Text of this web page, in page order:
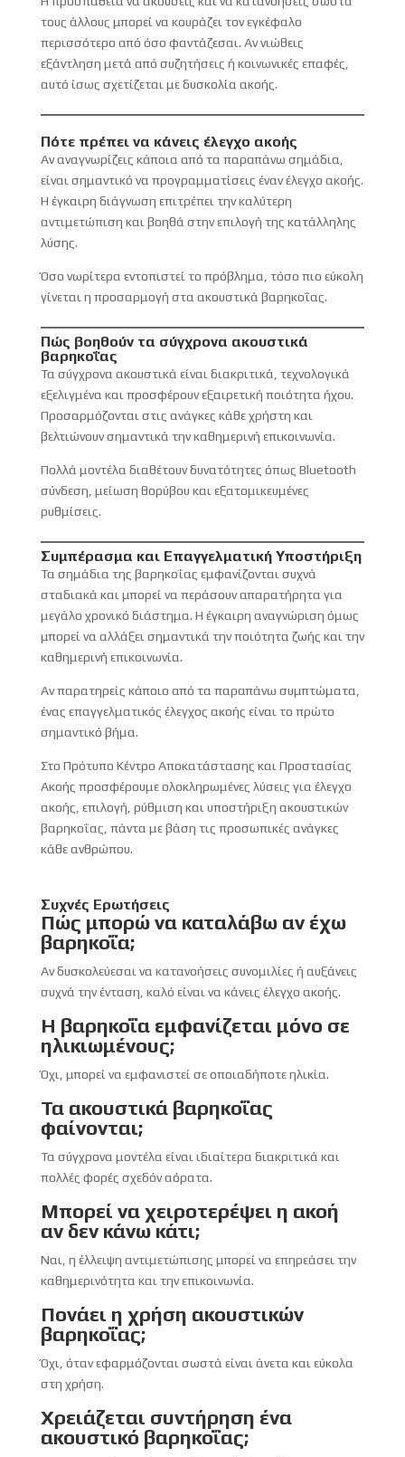
τους άλλους μπορεί να κουράζει τον εγκέφαλο
περισσότερο από όσο φαντάζεσαι. Αν νιώθεις
εξάντληση μετά από συζητήσεις ή κοινωνικές επαφές,
αυτό ίσως σχετίζεται με δυσκολία ακοής.
Πότε πρέπει να κάνεις έλεγχο ακοής
Αν αναγνωρίζεις κάποια από τα παραπάνω σημάδια,
είναι σημαντικό να προγραμματίσεις έναν έλεγχο ακοής.
Η έγκαιρη διάγνωση επιτρέπει την καλύτερη
αντιμετώπιση και βοηθά στην επιλογή της κατάλληλης
λύσης.
Όσο νωρίτερα εντοπιστεί το πρόβλημα, τόσο πιο εύκολη
γίνεται η προσαρμογή στα ακουστικά βαρηκοΐας.
Πώς βοηθούν τα σύγχρονα ακουστικά
βαρηκοΐας
Τα σύγχρονα ακουστικά είναι διακριτικά, τεχνολογικά
εξελιγμένα και προσφέρουν εξαιρετική ποιότητα ήχου.
Προσαρμόζονται στις ανάγκες κάθε χρήστη και
βελτιώνουν σημαντικά την καθημερινή επικοινωνία.
Πολλά μοντέλα διαθέτουν δυνατότητες όπως Bluetooth
σύνδεση, μείωση θορύβου και εξατομικευμένες
ρυθμίσεις.
Συμπέρασμα και Επαγγελματική Υποστήριξη
Τα σημάδια της βαρηκοΐας εμφανίζονται συχνά
σταδιακά και μπορεί να περάσουν απαρατήρητα για
μεγάλο χρονικό διάστημα. Η έγκαιρη αναγνώριση όμως
μπορεί να αλλάξει σημαντικά την ποιότητα ζωής και την
καθημερινή επικοινωνία.
Αν παρατηρείς κάποιο από τα παραπάνω συμπτώματα,
ένας επαγγελματικός έλεγχος ακοής είναι το πρώτο
σημαντικό βήμα.
Στο Πρότυπο Κέντρο Αποκατάστασης και Προστασίας
Ακοής προσφέρουμε ολοκληρωμένες λύσεις για έλεγχο
ακοής, επιλογή, ρύθμιση και υποστήριξη ακουστικών
βαρηκοΐας, πάντα με βάση τις προσωπικές ανάγκες
κάθε ανθρώπου.
Συχνές Ερωτήσεις
Πώς μπορώ να καταλάβω αν έχω
βαρηκοΐα;
Αν δυσκολεύεσαι να κατανοήσεις συνομιλίες ή αυξάνεις
συχνά την ένταση, καλό είναι να κάνεις έλεγχο ακοής.
Η βαρηκοΐα εμφανίζεται μόνο σε
ηλικιωμένους;
Όχι, μπορεί να εμφανιστεί σε οποιαδήποτε ηλικία.
Τα ακουστικά βαρηκοΐας
φαίνονται;
Τα σύγχρονα μοντέλα είναι ιδιαίτερα διακριτικά και
πολλές φορές σχεδόν αόρατα.
Μπορεί να χειροτερέψει η ακοή
αν δεν κάνω κάτι;
Ναι, η έλλειψη αντιμετώπισης μπορεί να επηρεάσει την
καθημερινότητα και την επικοινωνία.
Πονάει η χρήση ακουστικών
βαρηκοΐας;
Όχι, όταν εφαρμόζονται σωστά είναι άνετα και εύκολα
στη χρήση.
Χρειάζεται συντήρηση ένα
ακουστικό βαρηκοΐας;